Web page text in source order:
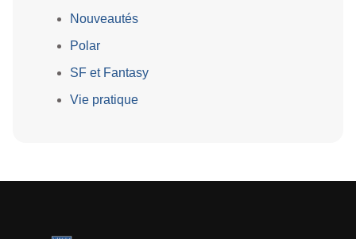
Nouveautés
Polar
SF et Fantasy
Vie pratique